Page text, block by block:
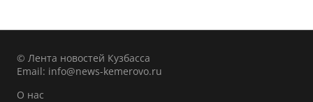
© Лента новостей Кузбасса
Email: info@news-kemerovo.ru
О нас